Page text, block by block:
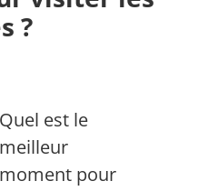
?
Quel est le
meilleur
moment pour